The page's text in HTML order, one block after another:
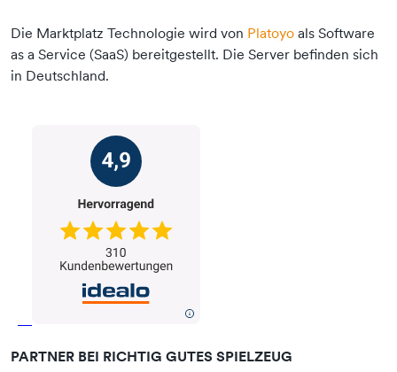
Die Marktplatz Technologie wird von Platoyo als Software
as a Service (SaaS) bereitgestellt. Die Server befinden sich
in Deutschland.
PARTNER BEI RICHTIG GUTES SPIELZEUG